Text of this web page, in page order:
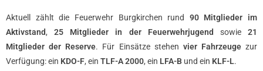
Aktuell zählt die Feuerwehr Burgkirchen rund 90 Mitglieder im
Aktivstand,25 Mitglieder in der Feuerwehrjugend sowie21
Mitglieder der Reserve. Für Einsätze stehen vier Fahrzeugezur
Verfügung: ein KDO-F, ein TLF-A 2000, ein LFA-B und ein KLF-L.